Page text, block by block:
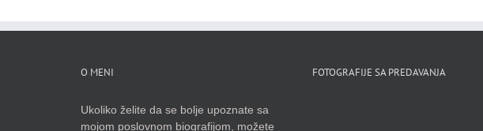
O MENI
Ukoliko želite da se bolje upoznate sa
mojom poslovnom biografijom, možete
FOTOGRAFIJE SA PREDAVANJA